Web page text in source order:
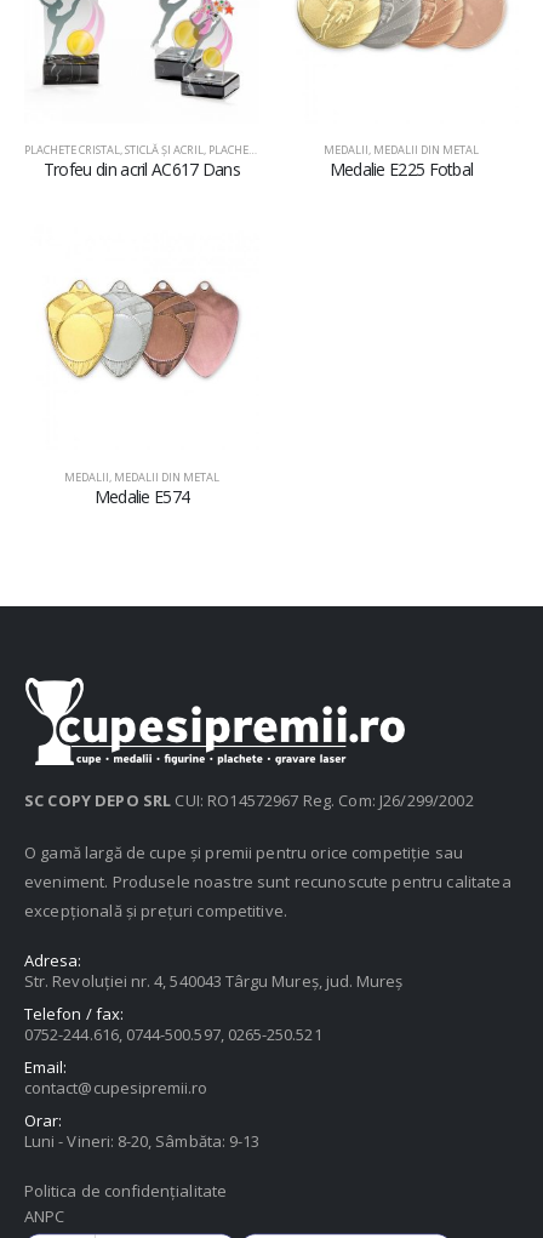
PLACHETE CRISTAL, STICLĂ ŞI ACRIL, PLACHETE DIN ACRIL
Trofeu din acril AC617 Dans
MEDALII, MEDALII DIN METAL
Medalie E225 Fotbal
MEDALII, MEDALII DIN METAL
Medalie E574
SC COPY DEPO SRL CUI: RO14572967 Reg. Com: J26/299/2002
O gamă largă de cupe și premii pentru orice competiție sau
eveniment. Produsele noastre sunt recunoscute pentru calitatea
excepțională și prețuri competitive.
Adresa:
Str. Revoluției nr. 4, 540043 Târgu Mureș, jud. Mureș
Telefon / fax:
0752-244.616, 0744-500.597, 0265-250.521
Email:
contact@cupesipremii.ro
Orar:
Luni - Vineri: 8-20, Sâmbăta: 9-13
Politica de confidențialitate
ANPC